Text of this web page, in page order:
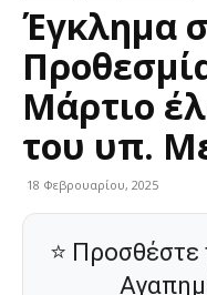
Έγκλημα
Μάρτιο
του υπ.
18 Φεβρουαρίου, 2025
⭐